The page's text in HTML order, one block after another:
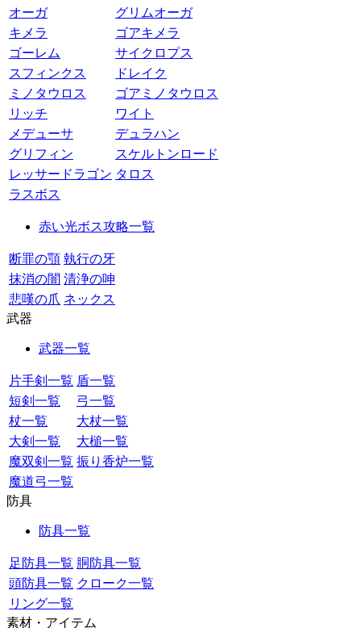
オーガ
グリムオーガ
キメラ
ゴアキメラ
ゴーレム
サイクロプス
スフィンクス
ドレイク
ミノタウロス
ゴアミノタウロス
リッチ
ワイト
メデューサ
デュラハン
グリフィン
スケルトンロード
レッサードラゴン タロス
ラスボス
赤い光ボス攻略一覧
断罪の顎 執行の牙
抹消の闇 清浄の呻
悲嘆の爪 ネックス
武器
武器一覧
片手剣一覧 盾一覧
短剣一覧
弓一覧
杖一覧
大杖一覧
大剣一覧
大槌一覧
魔双剣一覧 振り香炉一覧
魔道弓一覧
防具
防具一覧
足防具一覧 胴防具一覧
頭防具一覧 クローク一覧
リング一覧
素材・アイテム